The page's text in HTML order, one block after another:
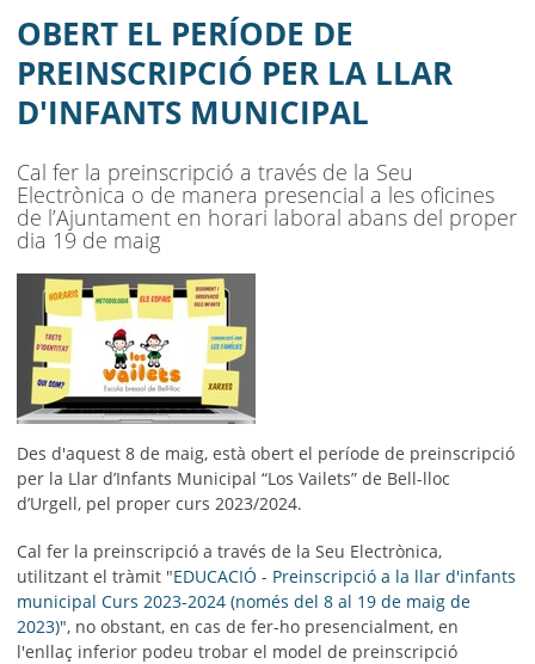
MUNICIPI
SEU ELECTRÒNICA
BELL-LLOC SOLUCIONA
OBERT EL PERÍODE DE
PREINSCRIPCIÓ PER LA LLAR
D'INFANTS MUNICIPAL
Cal fer la preinscripció a través de la Seu
Electrònica o de manera presencial a les oficines
de l’Ajuntament en horari laboral abans del proper
dia 19 de maig
Des d'aquest 8 de maig, està obert el període de preinscripció
per la Llard’Infants Municipal “Los Vailets” de Bell-lloc
d’Urgell, pel proper curs 2023/2024.
Cal fer la preinscripció a través de la Seu Electrònica,
utilitzant el tràmit "EDUCACIÓ - Preinscripció a la llar d'infants
municipal Curs 2023-2024 (només del 8 al 19 de maig de
2023)", no obstant, en cas de fer-ho presencialment, en
l'enllaç inferior podeu trobar el model de preinscripció